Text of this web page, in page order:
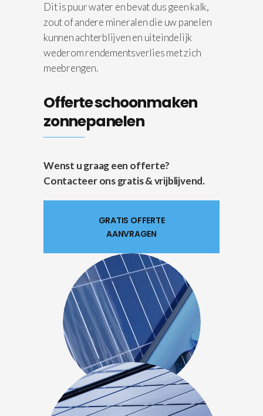
Dit is puur water en bevat dus geen kalk,
zout of andere mineralen die uw panelen
kunnen achterblijven en uiteindelijk
wederom rendementsverlies met zich
meebrengen.
Offerte schoonmaken
zonnepanelen
Wenst u graag een offerte?
Contacteer ons gratis & vrijblijvend.
GRATIS OFFERTE
AANVRAGEN